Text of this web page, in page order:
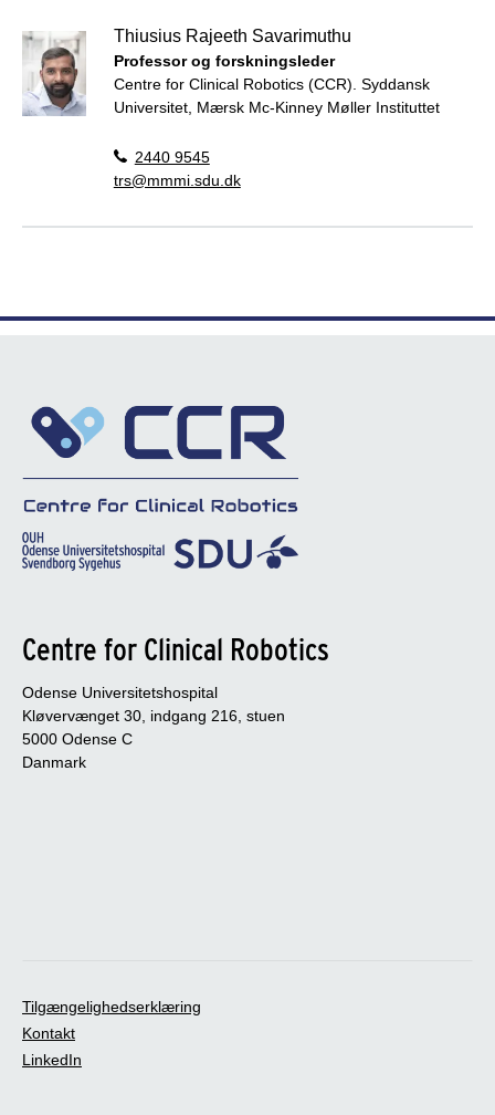
Thiusius Rajeeth Savarimuthu
Professor og forskningsleder
Centre for Clinical Robotics (CCR). Syddansk
Universitet, Mærsk Mc-Kinney Møller Instituttet
2440 9545
trs@mmmi.sdu.dk
Centre for Clinical Robotics
Odense Universitetshospital
Kløvervænget 30, indgang 216, stuen
5000 Odense C
Danmark
Tilgængelighedserklæring
Kontakt
LinkedIn